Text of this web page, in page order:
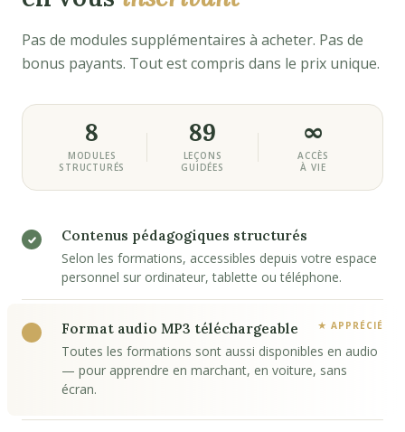
Pas de modules supplémentaires à acheter. Pas de
bonus payants. Tout est compris dans le prix unique.
8
MODULES
STRUCTURÉS
89
LEÇONS
GUIDÉES
∞
ACCÈS
À VIE
Contenus pédagogiques structurés
Selon les formations, accessibles depuis votre espace
personnel sur ordinateur, tablette ou téléphone.
Format audio MP3 téléchargeable
Toutes les formations sont aussi disponibles en audio
— pour apprendre en marchant, en voiture, sans
écran.